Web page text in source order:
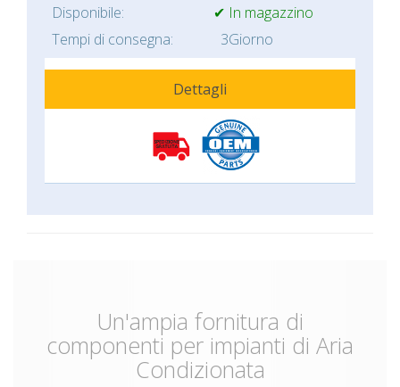
Disponibile:
✔ In magazzino
Tempi di consegna:
3Giorno
Dettagli
Un'ampia fornitura di
componenti per impianti di Aria
Condizionata